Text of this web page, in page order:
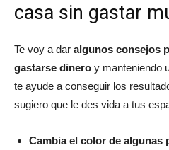
casa sin gastar
Te voy a dar algunos consejos
gastarse dinero y manteniendo
te ayude a conseguir los
sugiero que le des vida a tus
Cambia el color de algunas